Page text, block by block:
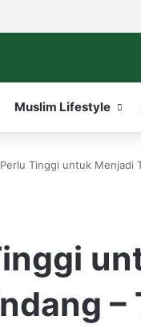
Muslim Lifestyle
Tinggi untuk Menjadi
–